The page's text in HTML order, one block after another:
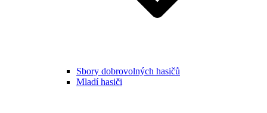
Sbory dobrovolných hasičů
Mladí hasiči